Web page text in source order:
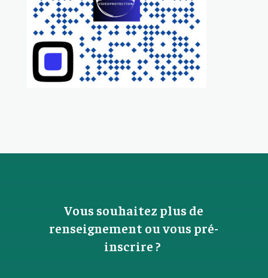
Vous souhaitez plus de
renseignement ou vous pré-
inscrire ?